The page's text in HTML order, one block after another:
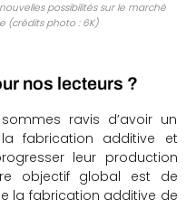
possibilités sur le marché
(crédits photo : 6K)
nos lecteurs ?
ravis d’avoir un
fabrication additive et
leur production
objectif global est de
la fabrication additive de